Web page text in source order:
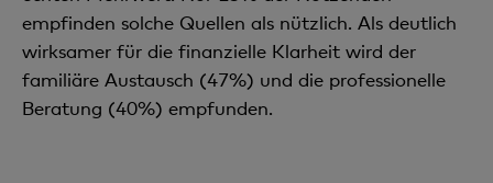
empfinden solche Quellen als nützlich. Als deutlich
wirksamer für die finanzielle Klarheit wird der
familiäre Austausch (47%) und die professionelle
Beratung (40%) empfunden.